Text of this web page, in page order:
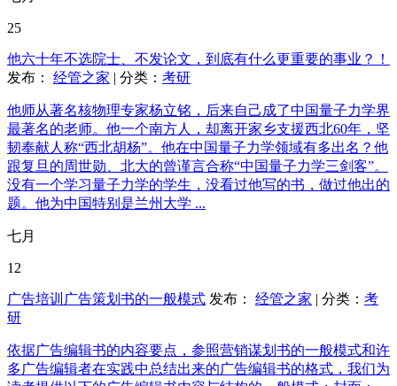
25
他六十年不选院士、不发论文，到底有什么更重要的事业？！
发布： 经管之家 | 分类： 考研
他师从著名核物理专家杨立铭，后来自己成了中国量子力学界
最著名的老师。他一个南方人，却离开家乡支援西北60年，坚
韧奉献人称“西北胡杨”。他在中国量子力学领域有多出名？他
跟复旦的周世勋、北大的曾谨言合称“中国量子力学三剑客”。
没有一个学习量子力学的学生，没看过他写的书，做过他出的
题。他为中国特别是兰州大学 ...
七月
12
广告培训广告策划书的一般模式 发布： 经管之家 | 分类： 考
研
依据广告编辑书的内容要点，参照营销谋划书的一般模式和许
多广告编辑者在实践中总结出来的广告编辑书的格式，我们为